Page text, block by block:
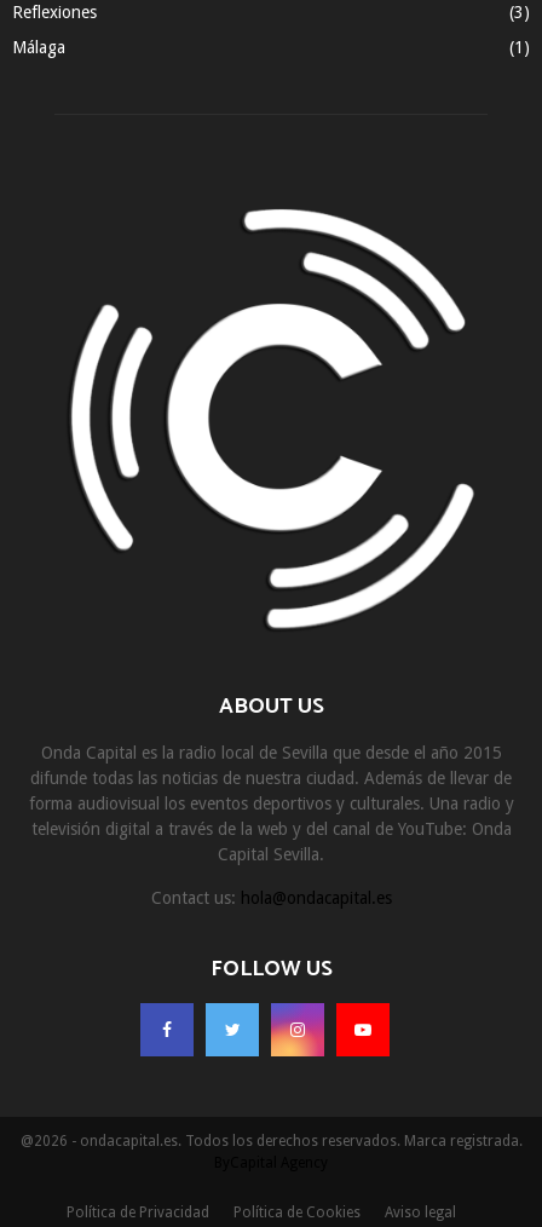
Reflexiones
(3)
Málaga
(1)
ABOUT US
Onda Capital es la radio local de Sevilla que desde el año 2015
difunde todas las noticias de nuestra ciudad. Además de llevar de
forma audiovisual los eventos deportivos y culturales. Una radio y
televisión digital a través de la web y del canal de YouTube: Onda
Capital Sevilla.
Contact us: hola@ondacapital.es
FOLLOW US
@2026 - ondacapital.es. Todos los derechos reservados. Marca registrada.
Política de Privacidad Política de Cookies Aviso legal